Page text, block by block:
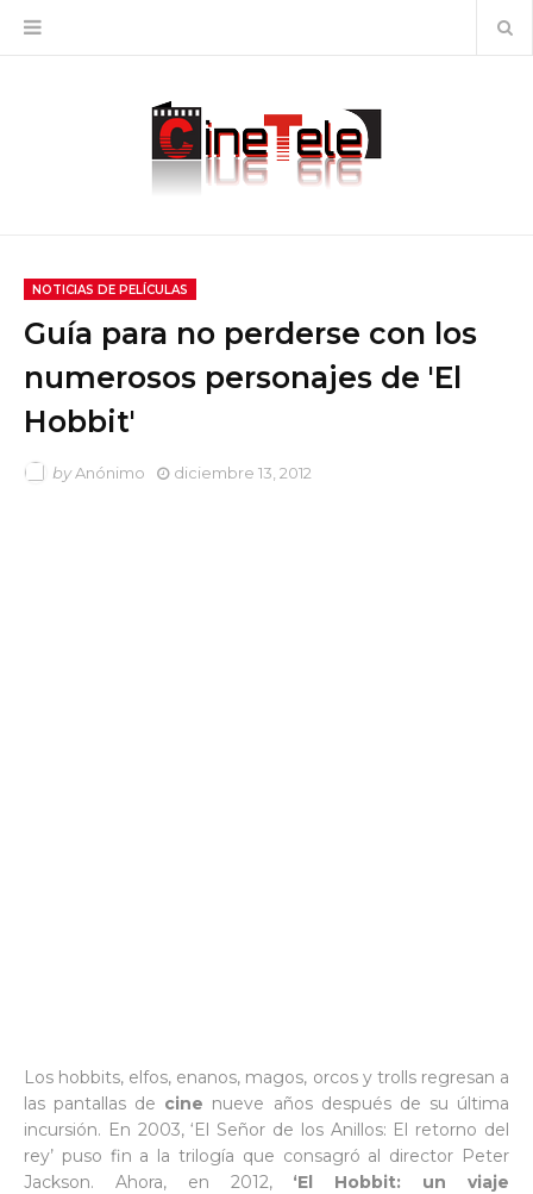
NOTICIAS DE PELÍCULAS
Guía para no perderse con los
numerosos personajes de 'El
Hobbit'
byAnónimo diciembre 13, 2012
Los hobbits, elfos, enanos, magos, orcos y trolls regresan a
las pantallas de cine nueve años después de su última
incursión. En 2003, ‘El Señor de los Anillos: El retorno del
rey’ puso fin a la trilogía que consagró al director Peter
Jackson. Ahora, en 2012,‘El Hobbit: un viaje